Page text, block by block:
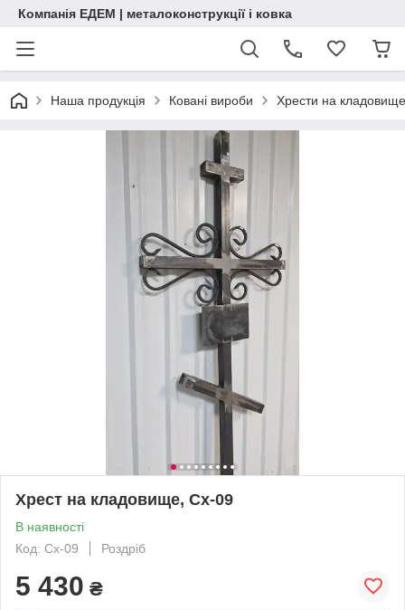
Компанія ЕДЕМ | металоконструкції і ковка
Наша продукція Ковані вироби Хрести на кладовище
Хрест на кладовище, Сх-09
В наявності
Код: Сх-09
Роздріб
5 430 ₴